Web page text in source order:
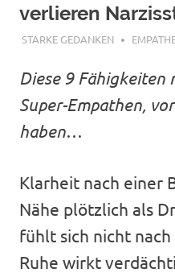
verlieren
JUNI 1, 2026
STARKE GEDANKEN
Diese 9 Fähigkeiten
Super-Empathen,
haben…
Klarheit nach einer
Nähe plötzlich als
fühlt sich nicht nach
Ruhe wirkt